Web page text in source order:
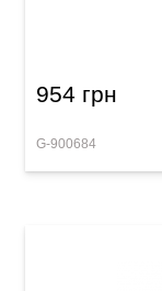
954 грн
G-900684